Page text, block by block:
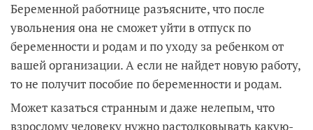
Беременной работнице разъясните, что после
увольнения она не сможет уйти в отпуск по
беременности и родам и по уходу за ребенком от
вашей организации. А если не найдет новую работу,
то не получит пособие по беременности и родам.
Может казаться странным и даже нелепым, что
взрослому человеку нужно растолковывать какую-